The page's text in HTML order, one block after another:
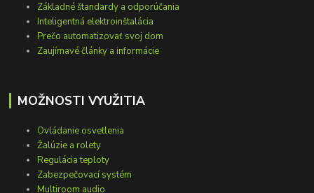
Základné štandardy a odporúčania
Inteligentná elektroinštalácia
Prečo automatizovať svoj dom
Zaujímavé články a informácie
MOŽNOSTI VYUŽITIA
Ovládanie osvetlenia
Žalúzie a rolety
Regulácia teploty
Zabezpečovací systém
Multiroom audio